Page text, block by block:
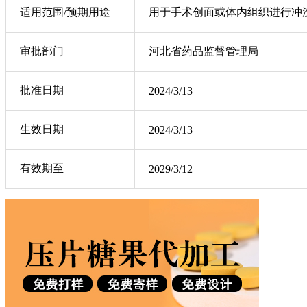
适用范围/预期用途 用于手术创面或体内组织进行冲
审批部门 河北省药品监督管理局
批准日期 2024/3/13
生效日期 2024/3/13
有效期至 2029/3/12